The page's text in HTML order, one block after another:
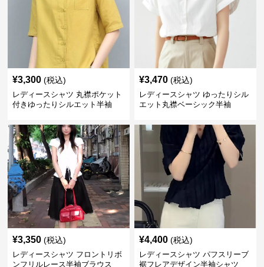
¥3,300 (税込)
レディースシャツ 丸襟ポケット
付きゆったりシルエット半袖
¥3,470 (税込)
レディースシャツ ゆったりシル
エット丸襟ベーシック半袖
¥3,350 (税込)
レディースシャツ フロントリボ
ンフリルレース半袖ブラウス
¥4,400 (税込)
レディースシャツ パフスリーブ
裾フレアデザイン半袖シャツ